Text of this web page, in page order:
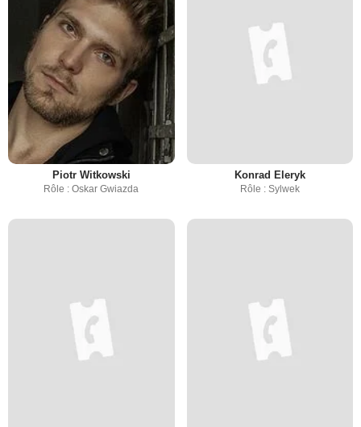
Piotr Witkowski
Rôle : Oskar Gwiazda
Konrad Eleryk
Rôle : Sylwek